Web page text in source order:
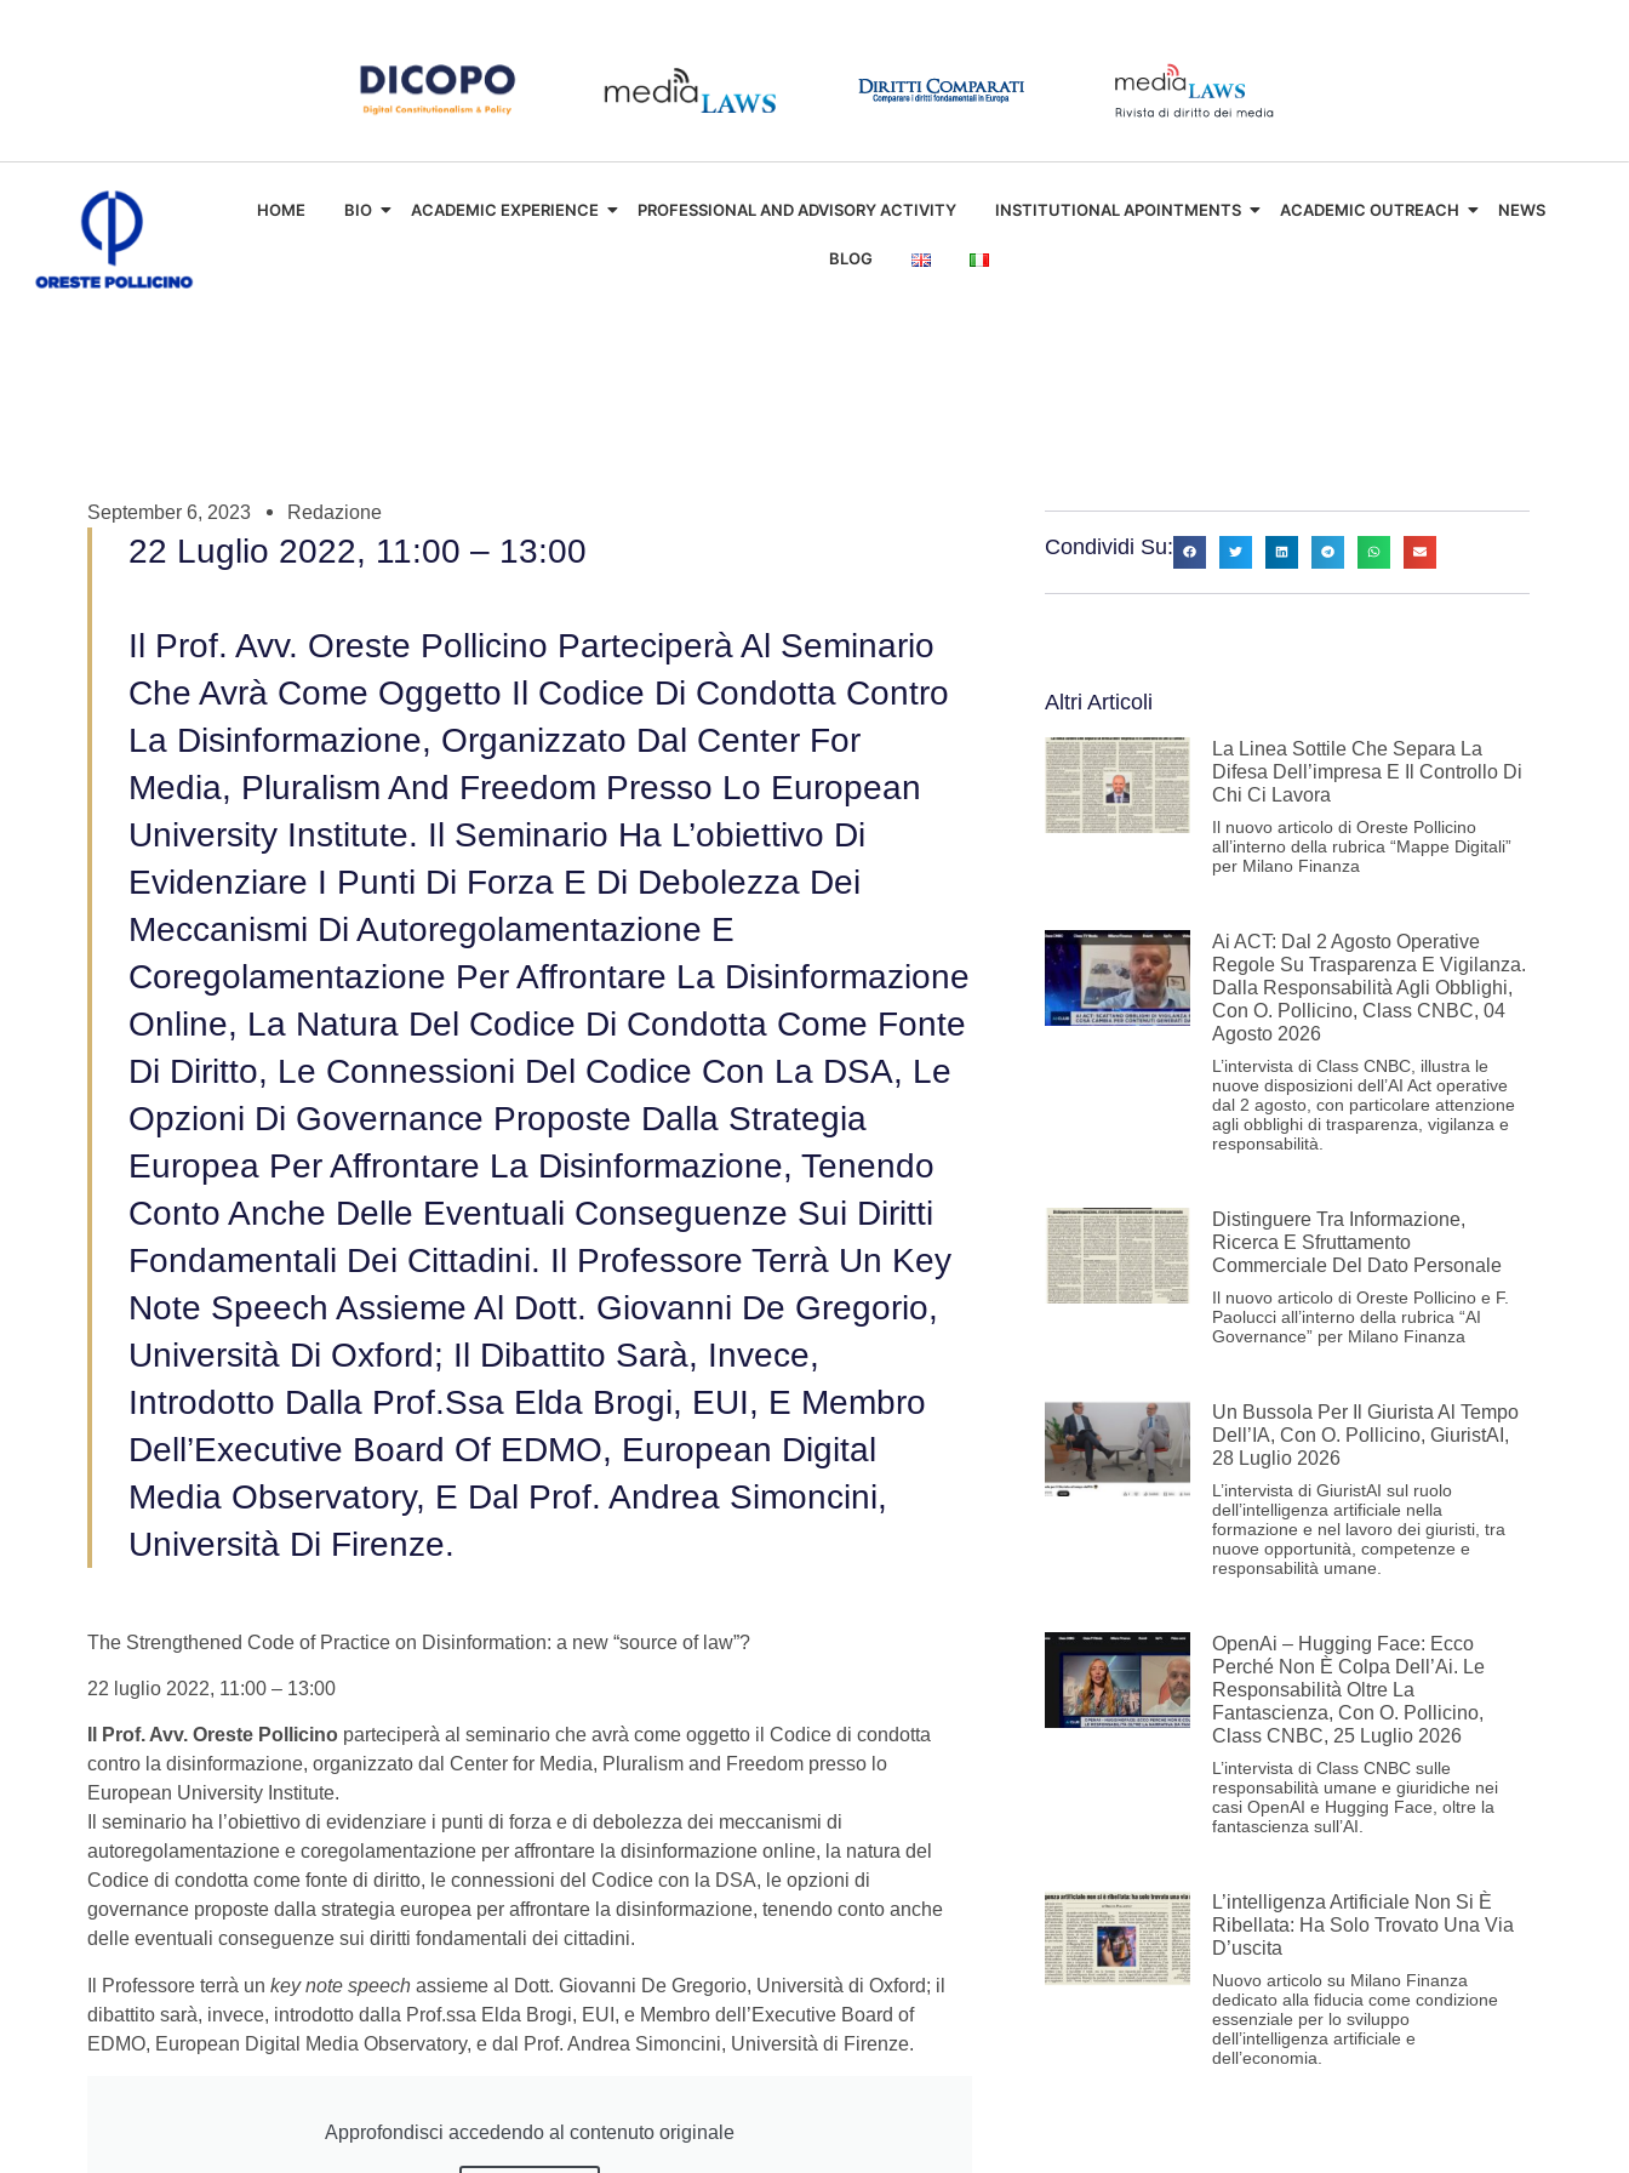
HOME BIO ACADEMIC EXPERIENCE PROFESSIONAL AND ADVISORY ACTIVITY INSTITUTIONAL APOINTMENTS ACADEMIC OUTREACH NEWS
BLOG
September 6, 2023 Redazione
22 Luglio 2022, 11:00 – 13:00
Il Prof. Avv. Oreste Pollicino Parteciperà Al Seminario
Che Avrà Come Oggetto Il Codice Di Condotta Contro
La Disinformazione, Organizzato Dal Center For
Media, Pluralism And Freedom Presso Lo European
University Institute. Il Seminario Ha L’obiettivo Di
Evidenziare I Punti Di Forza E Di Debolezza Dei
Meccanismi Di Autoregolamentazione E
Coregolamentazione Per Affrontare La Disinformazione
Online, La Natura Del Codice Di Condotta Come Fonte
Di Diritto, Le Connessioni Del Codice Con La DSA, Le
Opzioni Di Governance Proposte Dalla Strategia
Europea Per Affrontare La Disinformazione, Tenendo
Conto Anche Delle Eventuali Conseguenze Sui Diritti
Fondamentali Dei Cittadini. Il Professore Terrà Un Key
Note Speech Assieme Al Dott. Giovanni De Gregorio,
Università Di Oxford; Il Dibattito Sarà, Invece,
Introdotto Dalla Prof.ssa Elda Brogi, EUI, E Membro
Dell’Executive Board Of EDMO, European Digital
Media Observatory, E Dal Prof. Andrea Simoncini,
Università Di Firenze.
The Strengthened Code of Practice on Disinformation: a new “source of law”?
22 luglio 2022, 11:00 – 13:00
Il Prof. Avv. Oreste Pollicino parteciperà al seminario che avrà come oggetto il Codice di condotta
contro la disinformazione, organizzato dal Center for Media, Pluralism and Freedom presso lo
European University Institute.
Il seminario ha l’obiettivo di evidenziare i punti di forza e di debolezza dei meccanismi di
autoregolamentazione e coregolamentazione per affrontare la disinformazione online, la natura del
Codice di condotta come fonte di diritto, le connessioni del Codice con la DSA, le opzioni di
governance proposte dalla strategia europea per affrontare la disinformazione, tenendo conto anche
delle eventuali conseguenze sui diritti fondamentali dei cittadini.
Il Professore terrà un key note speech assieme al Dott. Giovanni De Gregorio, Università di Oxford; il
dibattito sarà, invece, introdotto dalla Prof.ssa Elda Brogi, EUI, e Membro dell’Executive Board of
EDMO, European Digital Media Observatory, e dal Prof. Andrea Simoncini, Università di Firenze.
Approfondisci accedendo al contenuto originale
Condividi Su:
Altri Articoli
La Linea Sottile Che Separa La
Difesa Dell’impresa E Il Controllo Di
Chi Ci Lavora
Il nuovo articolo di Oreste Pollicino
all’interno della rubrica “Mappe Digitali”
per Milano Finanza
Ai ACT: Dal 2 Agosto Operative
Regole Su Trasparenza E Vigilanza.
Dalla Responsabilità Agli Obblighi,
Con O. Pollicino, Class CNBC, 04
Agosto 2026
L’intervista di Class CNBC, illustra le
nuove disposizioni dell’AI Act operative
dal 2 agosto, con particolare attenzione
agli obblighi di trasparenza, vigilanza e
responsabilità.
Distinguere Tra Informazione,
Ricerca E Sfruttamento
Commerciale Del Dato Personale
Il nuovo articolo di Oreste Pollicino e F.
Paolucci all’interno della rubrica “AI
Governance” per Milano Finanza
Un Bussola Per Il Giurista Al Tempo
Dell’IA, Con O. Pollicino, GiuristAI,
28 Luglio 2026
L’intervista di GiuristAI sul ruolo
dell’intelligenza artificiale nella
formazione e nel lavoro dei giuristi, tra
nuove opportunità, competenze e
responsabilità umane.
OpenAi – Hugging Face: Ecco
Perché Non È Colpa Dell’Ai. Le
Responsabilità Oltre La
Fantascienza, Con O. Pollicino,
Class CNBC, 25 Luglio 2026
L’intervista di Class CNBC sulle
responsabilità umane e giuridiche nei
casi OpenAI e Hugging Face, oltre la
fantascienza sull’AI.
L’intelligenza Artificiale Non Si È
Ribellata: Ha Solo Trovato Una Via
D’uscita
Nuovo articolo su Milano Finanza
dedicato alla fiducia come condizione
essenziale per lo sviluppo
dell’intelligenza artificiale e
dell’economia.